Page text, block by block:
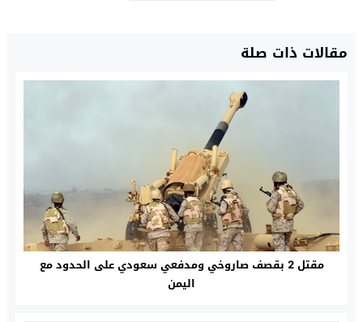
مقالات ذات صلة
مقتل 2 بقصف صاروخي ومدفعي سعودي على الحدود مع
اليمن